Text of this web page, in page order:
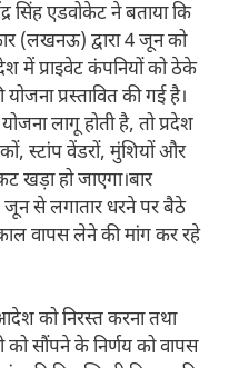
सिंह एडवोकेट ने बताया कि
(लखनऊ) द्वारा 4 जून को
में प्राइवेट कंपनियों को ठेके
प्रस्तावित की गई है।
लागू होती है, तो प्रदेश
स्टांप वेंडरों, मुंशियों और
खड़ा हो जाएगा।बार
से लगातार धरने पर बैठे
वापस लेने की मांग कर रहे
को निरस्त करना तथा
को सौंपने के निर्णय को वापस